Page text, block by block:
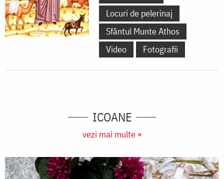
litografiate
se
Locuri de pelerinaj
Sfântul Munte Athos
Video
Fotografii
ICOANE
vezi mai multe »